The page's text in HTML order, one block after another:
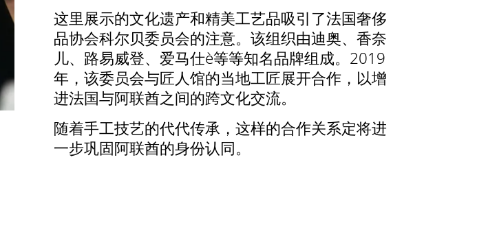
这里展示的文化遗产和精美工艺品吸引了法国奢侈
品协会科尔贝委员会的注意。该组织由迪奥、香奈
儿、路易威登、爱马仕è等等知名品牌组成。2019
年，该委员会与匠人馆的当地工匠展开合作，以增
进法国与阿联酋之间的跨文化交流。
随着手工技艺的代代传承，这样的合作关系定将进
一步巩固阿联酋的身份认同。